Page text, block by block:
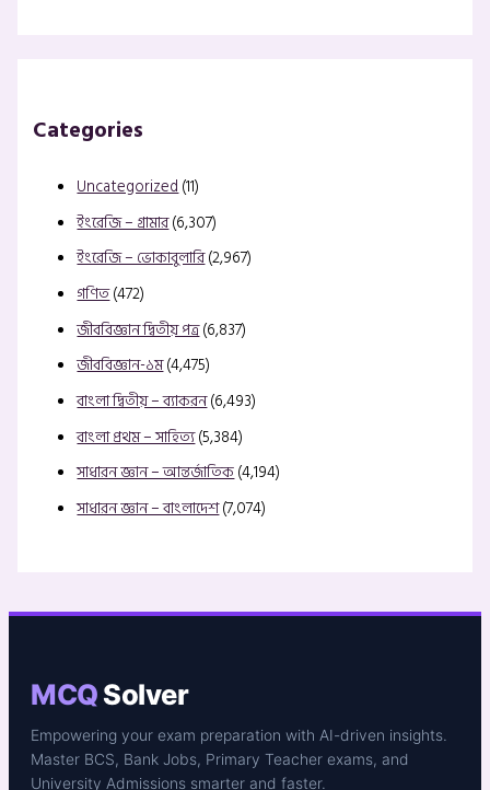
Categories
Uncategorized(11)
ইংরেজি – গ্রামার(6,307)
ইংরেজি – ভোকাবুলারি(2,967)
গণিত(472)
জীববিজ্ঞান দ্বিতীয় পত্র(6,837)
জীববিজ্ঞান-১ম(4,475)
বাংলা দ্বিতীয় – ব্যাকরন(6,493)
বাংলা প্রথম – সাহিত্য(5,384)
সাধারন জ্ঞান – আন্তর্জাতিক(4,194)
সাধারন জ্ঞান – বাংলাদেশ(7,074)
MCQSolver
Empowering your exam preparation with AI-driven insights.
Master BCS, Bank Jobs, Primary Teacher exams, and
University Admissions smarter and faster.